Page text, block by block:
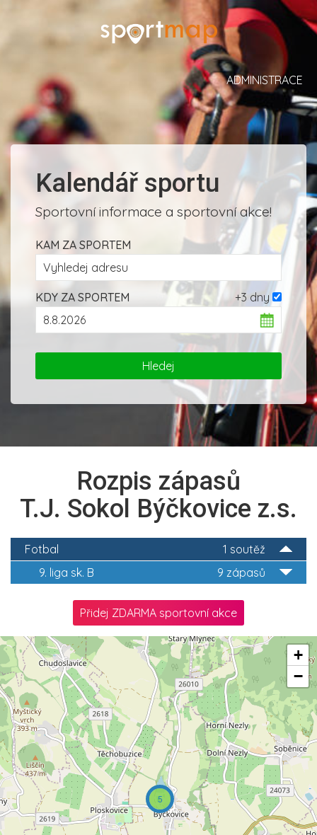
ADMINISTRACE
Kalendář sportu
Sportovní informace a sportovní akce!
KAM ZA SPORTEM
+3 dny
KDY ZA SPORTEM
Rozpis zápasů
T.J. Sokol Býčkovice z.s.
1 soutěž
Fotbal
9 zápasů
9. liga sk. B
Přidej ZDARMA sportovní akce
5
+
−